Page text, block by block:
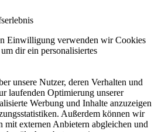
Einwilligung verwenden wir Cookies
dir ein personalisiertes
unsere Nutzer, deren Verhalten und
laufenden Optimierung unserer
Werbung und Inhalte anzuzeigen
Außerdem können wir
mit externen Anbietern abgleichen und